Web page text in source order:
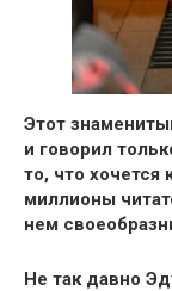
Этот
и говорил
то, что хочется
миллионы
нем
Не так давно